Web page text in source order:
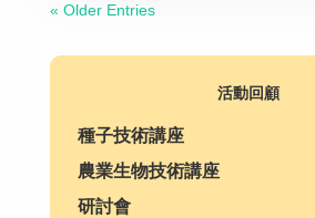
« Older Entries
活動回顧
種子技術講座
農業生物技術講座
研討會